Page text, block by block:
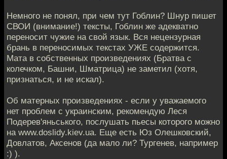
Немного не понял, при чем тут Гоблин? Шнур пишет
СВОИ (внимание!) тексты, Гоблин же адекватно
переносит чужие на свой язык. Вся нецензурная
брань в переносимых текстах УЖЕ содержится.
Мата в собственных произведениях (Братва с
колечком, Башни, Шматрица) не заметил (хотя,
признаться, и не искал).
Об матерных произведениях - если у уважаемого
нет проблем с украинским, рекомендую Леся
Подерев'яньського, послушать пьесы которого можно
на www.doslidy.kiev.ua. Еще есть Юз Олешковский,
Довлатов, Аксенов (да мало ли? Тургенев, например
:) ).